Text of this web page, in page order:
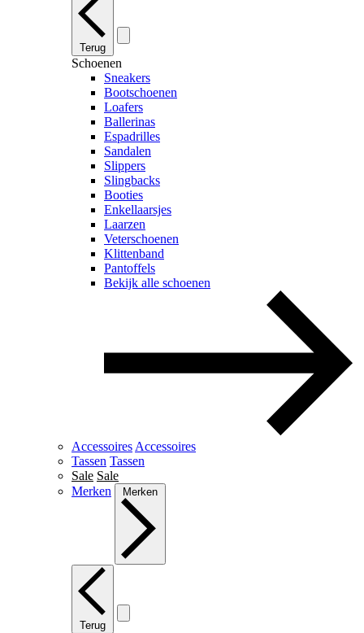
Terug
Schoenen
Sneakers
Bootschoenen
Loafers
Ballerinas
Espadrilles
Sandalen
Slippers
Slingbacks
Booties
Enkellaarsjes
Laarzen
Veterschoenen
Klittenband
Pantoffels
Bekijk alle schoenen
Accessoires Accessoires
Tassen Tassen
Sale Sale
Merken
Merken
Terug